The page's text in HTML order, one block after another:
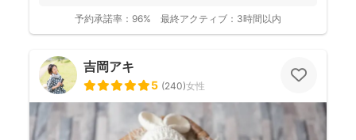
予約承諾率： 96% 最終アクティブ： 3時間以内
吉岡アキ
5 (240)女性